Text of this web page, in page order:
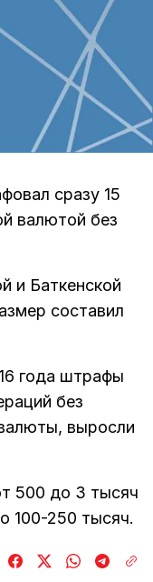
сразу 15
валютой без
и Баткенской
составил
года штрафы
без
выросли
500 до 3 тысяч
100-250 тысяч.